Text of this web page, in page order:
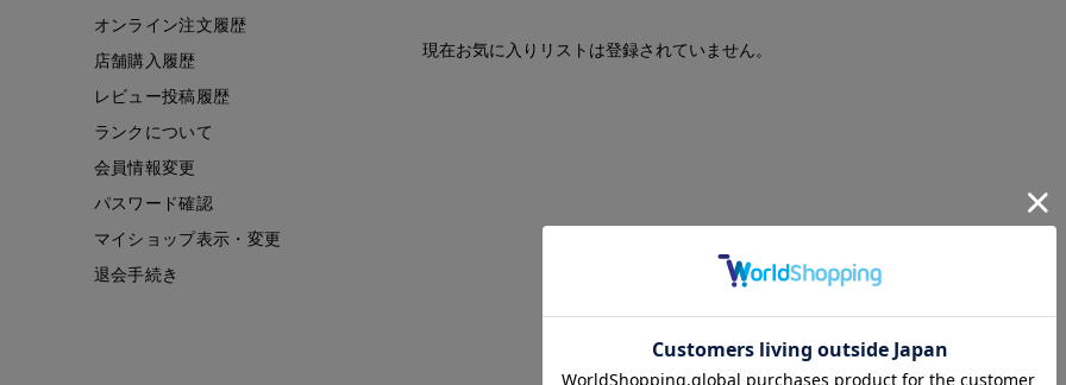
現在お気に入りリストは登録されていません。
オンライン注文履歴
店舗購入履歴
レビュー投稿履歴
ランクについて
会員情報変更
パスワード確認
マイショップ表示・変更
退会手続き